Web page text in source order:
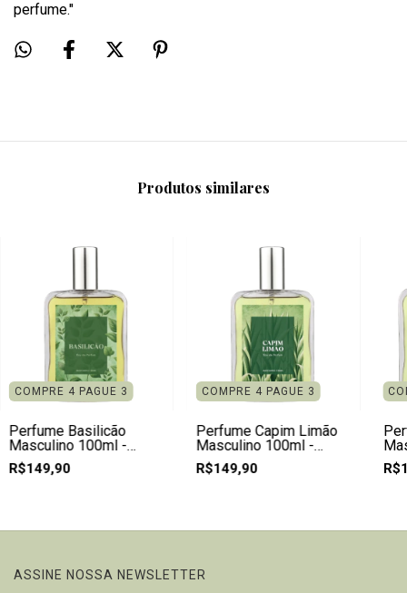
perfume."
Produtos similares
COMPRE 4 PAGUE 3
Perfume Basilicão
Masculino 100ml -
Natural e Vegano
R$149,90
COMPRE 4 PAGUE 3
Perfume Capim Limão
Masculino 100ml -
Natural e Vegano
R$149,90
ASSINE NOSSA NEWSLETTER